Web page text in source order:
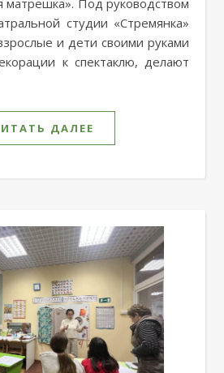
матрешка». Под руководством
студии «Стремянка»
и дети своими руками
к спектаклю, делают
ДАЛЕЕ